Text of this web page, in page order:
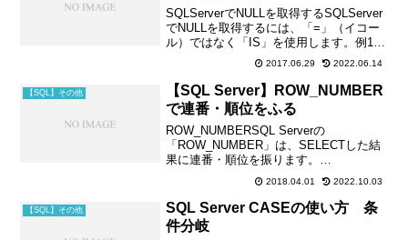
SQLServerでNULLを取得するSQLServer
でNULLを取得するには、「=」（イコー
ル）ではなく「IS」を使用します。例1.
NULLのレコードを検索するパターン--null
を検索するSELECT * FROM emp
WHER...
2017.06.29 2022.06.14
【SQL】その他
【SQL Server】ROW_NUMBER
で連番・順位をふる
ROW_NUMBERSQL Serverの
「ROW_NUMBER」は、SELECTした結
果に連番・順位を振ります。
「ROW_NUMBER」の使い方を解説しま
す。ROW_NUMBERの使い方
ROW_NUMBER() OVER(ORDER BY...
2018.04.01 2022.10.03
【SQL】その他
SQL Server CASEの使い方 条
件分岐